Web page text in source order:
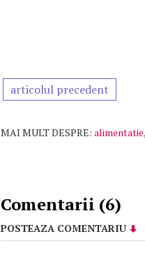
articolul precedent
MAI MULT DESPRE: alimentatie,
Comentarii (6)
POSTEAZA COMENTARIU